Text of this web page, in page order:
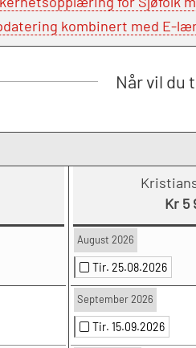
kombinert med E-
Når vil du
Kr 5
August 2026
Tir. 25.08.2026
September 2026
Tir. 15.09.2026